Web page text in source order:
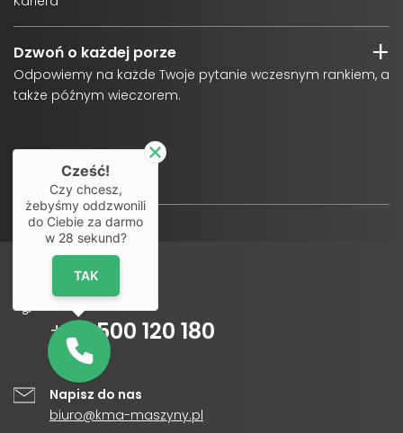
Dzwoń o każdej porze
Odpowiemy na każde Twoje pytanie wczesnym rankiem, a
także późnym wieczorem.
Infolinia
+48500 120 180
Napisz do nas
biuro@kma-maszyny.pl
Cześć!
Czy chcesz,
żebyśmy oddzwonili
do Ciebie za darmo
w 28 sekund?
TAK